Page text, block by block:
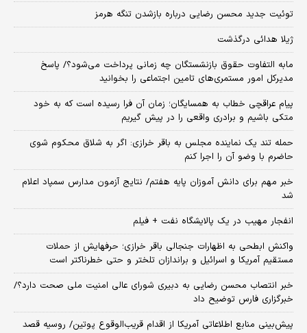
توئیت جدید محسن رضایی درباره بازشدن تنگه هرمز
ژیلا هدائی درگذشت
مابه التفاوت حقوق بازنشستگان چه زمانی پرداخت می‌شود؟/ پاسخ
مدیرکل امور مستمری‌های تامین اجتماعی را بخوانید
پیام عراقچی خطاب به همسایگان؛ زمان آن فرا رسیده است که به خود
متکی باشیم و برادری واقعی را در پیش گیریم
حمله تند یک نماینده مجلس به باقر خرازی: اگر به شلاق محکوم شوی
حاضرم با وضو آن را اجرا کنم
خبر مهم برای دانش آموزان پایه هفتم/ نتایج آزمون مدارس سمپاد اعلام
شد
انفجار مهیب در یک پالایشگاه نفت + فیلم
واکنش ابطحی به اظهارات جنجالی باقر خرازی؛ حرفهایش از حملات
مستقیم آمریکا و اسرائیل و براندازان تلختر و حتی خطرناکتر است
خبر انتصاب محسن رضایی به دبیری شورای عالی امنیت ملی صحت دارد؟/
خبرگزاری فارس توضیح داد
پیش‌بینی منابع اطلاعاتی آمریکا از اقدام قریب‌الوقوع پوتین/ روسیه قصد